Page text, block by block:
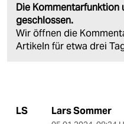
Die
geschlossen.
Wir öffnen die
Artikeln für etwa drei
LS Lars Sommer